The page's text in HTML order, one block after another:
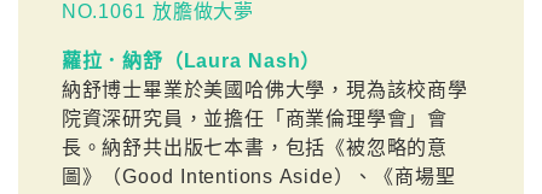
NO.1061 放膽做大夢
蘿拉．納舒（Laura Nash）
納舒博士畢業於美國哈佛大學，現為該校商學
院資深研究員，並擔任「商業倫理學會」會
長。納舒共出版七本書，包括《被忽略的意
圖》（Good Intentions Aside）、《商場聖